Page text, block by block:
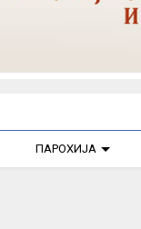
ПАРОХИЈА